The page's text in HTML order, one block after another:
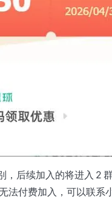
，后续加入的将进入 2
法付费加入，可以联系